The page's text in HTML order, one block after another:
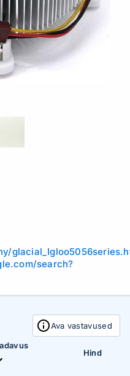
search?
Ava vastavused
Hind